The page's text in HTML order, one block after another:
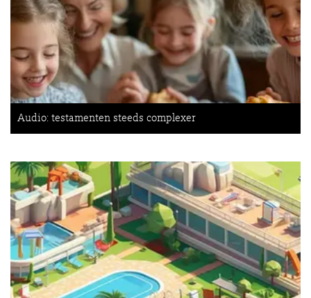
Audio: testamenten steeds complexer